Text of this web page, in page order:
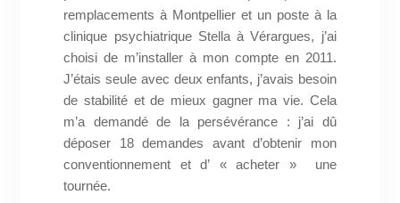
remplacements à Montpellier et un poste à la
clinique psychiatrique Stella à Vérargues, j’ai
choisi de m’installer à mon compte en 2011.
J’étais seule avec deux enfants, j’avais besoin
de stabilité et de mieux gagner ma vie. Cela
m’a demandé de la persévérance : j’ai dû
déposer 18 demandes avant d’obtenir mon
conventionnement et d’ « acheter »
une
tournée.